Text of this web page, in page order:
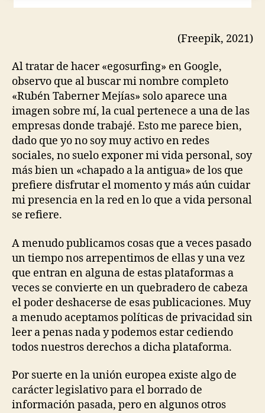
(Freepik, 2021)
Al tratar de hacer «egosurfing» en Google,
observo que al buscar mi nombre completo
«Rubén Taberner Mejías» solo aparece una
imagen sobre mí, la cual pertenece a una de las
empresas donde trabajé. Esto me parece bien,
dado que yo no soy muy activo en redes
sociales, no suelo exponer mi vida personal, soy
más bien un «chapado a la antigua» de los que
prefiere disfrutar el momento y más aún cuidar
mi presencia en la red en lo que a vida personal
se refiere.
A menudo publicamos cosas que a veces pasado
un tiempo nos arrepentimos de ellas y una vez
que entran en alguna de estas plataformas a
veces se convierte en un quebradero de cabeza
el poder deshacerse de esas publicaciones. Muy
a menudo aceptamos políticas de privacidad sin
leer a penas nada y podemos estar cediendo
todos nuestros derechos a dicha plataforma.
Por suerte en la unión europea existe algo de
carácter legislativo para el borrado de
información pasada, pero en algunos otros